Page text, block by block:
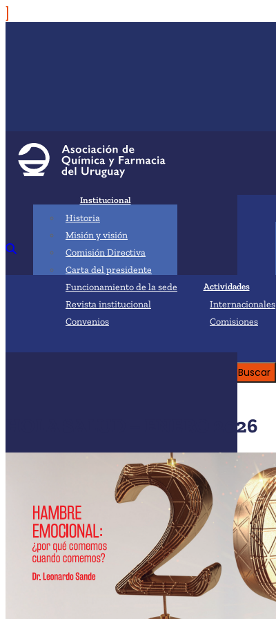
Institucional
Historia
Misión y visión
Comisión Directiva
Carta del presidente
Funcionamiento de la sede
Revista institucional
Convenios
Actividades
Internacionales
Comisiones
HOLA SALUD – ENERO 2026